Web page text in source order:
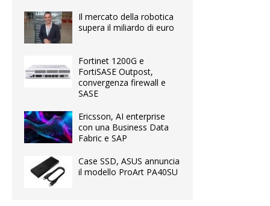
Il mercato della robotica
supera il miliardo di euro
Fortinet 1200G e
FortiSASE Outpost,
convergenza firewall e
SASE
Ericsson, AI enterprise
con una Business Data
Fabric e SAP
Case SSD, ASUS annuncia
il modello ProArt PA40SU